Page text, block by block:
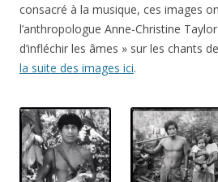
consacré à la musique, ces images
l’anthropologue Anne-Christine
d’infléchir les âmes » sur les chants
la suite des images ici.